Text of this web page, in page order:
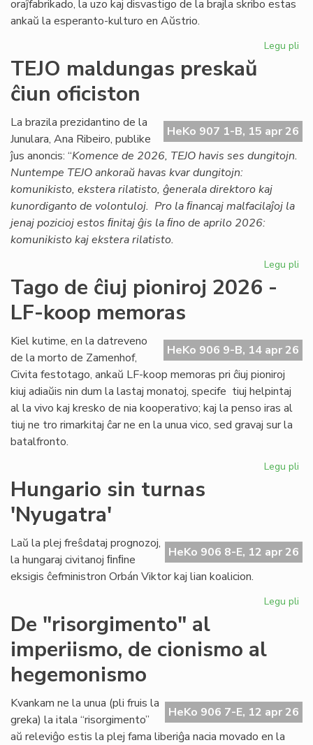
oraĵfabrikado, la uzo kaj disvastigo de la brajla skribo estas
ankaŭ la esperanto-kulturo en Aŭstrio.
Legu pli
TEJO maldungas preskaŭ
ĉiun oficiston
HeKo 907 1-B, 15 apr 26
La brazila prezidantino de la
Junulara, Ana Ribeiro, publike
ĵus anoncis: “Komence de 2026, TEJO havis ses dungitojn.
Nuntempe TEJO ankoraŭ havas kvar dungitojn:
komunikisto, ekstera rilatisto, ĝenerala direktoro kaj
kunordiganto de volontuloj. Pro la ﬁnancaj malfacilaĵoj la
jenaj pozicioj estos ﬁnitaj ĝis la ﬁno de aprilo 2026:
komunikisto kaj ekstera rilatisto.
Legu pli
Tago de ĉiuj pioniroj 2026 -
LF-koop memoras
HeKo 906 9-B, 14 apr 26
Kiel kutime, en la datreveno
de la morto de Zamenhof,
Civita festotago, ankaŭ LF-koop memoras pri ĉiuj pioniroj
kiuj adiaŭis nin dum la lastaj monatoj, specife tiuj helpintaj
al la vivo kaj kresko de nia kooperativo; kaj la penso iras al
tiuj ne tro rimarkitaj ĉar ne en la unua vico, sed gravaj sur la
batalfronto.
Legu pli
Hungario sin turnas
'Nyugatra'
HeKo 906 8-E, 12 apr 26
Laŭ la plej freŝdataj prognozoj,
la hungaraj civitanoj ﬁnﬁne
eksigis ĉefministron Orbán Viktor kaj lian koalicion.
Legu pli
De "risorgimento" al
imperiismo, de cionismo al
hegemonismo
HeKo 906 7-E, 12 apr 26
Kvankam ne la unua (pli fruis la
greka) la itala “risorgimento”
aŭ releviĝo estis la plej fama liberiĝa nacia movado en la